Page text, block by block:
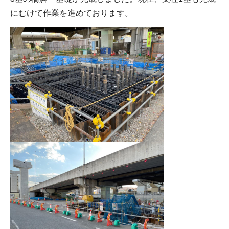
にむけて作業を進めております。